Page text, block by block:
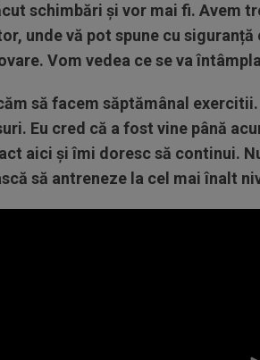
schimbări și vor mai fi. Avem
unde vă pot spune cu
Vom vedea ce se va
să facem săptămânal
Eu cred că a fost vine până
aici și îmi doresc să continui.
să antreneze la cel mai înalt